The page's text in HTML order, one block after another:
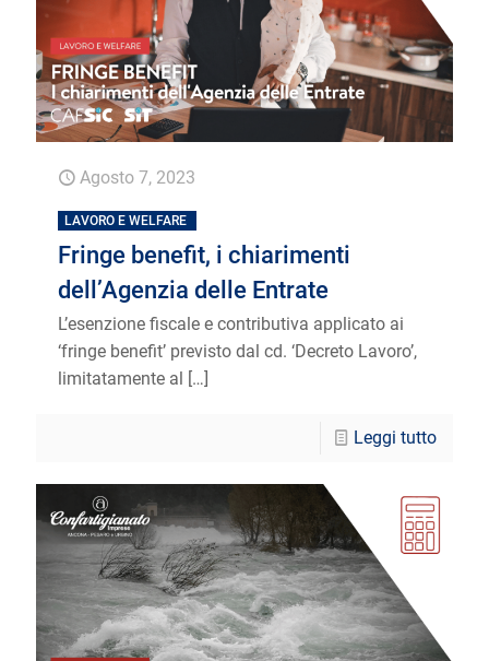
Agosto 7, 2023
LAVORO E WELFARE
Fringe benefit, i chiarimenti
dell’Agenzia delle Entrate
L’esenzione fiscale e contributiva applicato ai
‘fringe benefit’ previsto dal cd. ‘Decreto Lavoro’,
limitatamente al […]
Leggi tutto